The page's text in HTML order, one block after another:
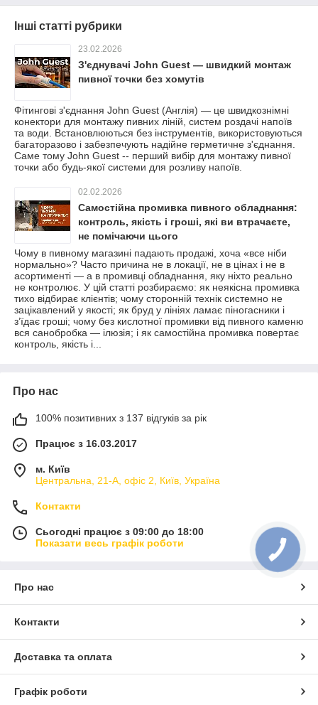
Інші статті рубрики
23.02.2026
З'єднувачі John Guest — швидкий монтаж
пивної точки без хомутів
Фітингові з'єднання John Guest (Англія) — це швидкознімні
конектори для монтажу пивних ліній, систем роздачі напоїв
та води. Встановлюються без інструментів, використовуються
багаторазово і забезпечують надійне герметичне з'єднання.
Саме тому John Guest -- перший вибір для монтажу пивної
точки або будь-якої системи для розливу напоїв.
02.02.2026
Самостійна промивка пивного обладнання:
контроль, якість і гроші, які ви втрачаєте,
не помічаючи цього
Чому в пивному магазині падають продажі, хоча «все ніби
нормально»? Часто причина не в локації, не в цінах і не в
асортименті — а в промивці обладнання, яку ніхто реально
не контролює. У цій статті розбираємо: як неякісна промивка
тихо відбирає клієнтів; чому сторонній технік системно не
зацікавлений у якості; як бруд у лініях ламає піногасники і
з’їдає гроші; чому без кислотної промивки від пивного каменю
вся санобробка — ілюзія; і як самостійна промивка повертає
контроль, якість і...
Про нас
100% позитивних з 137 відгуків за рік
Працює з 16.03.2017
м. Київ
Центральна, 21-А, офіс 2, Київ, Україна
Контакти
Сьогодні працює з 09:00 до 18:00
Показати весь графік роботи
Про нас
Контакти
Доставка та оплата
Графік роботи